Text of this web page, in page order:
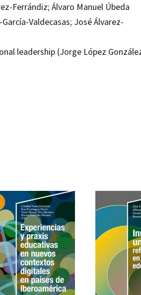
Ferrándiz; Álvaro Manuel Úbeda
Valdecasas; José Álvarez-
leadership (Jorge López